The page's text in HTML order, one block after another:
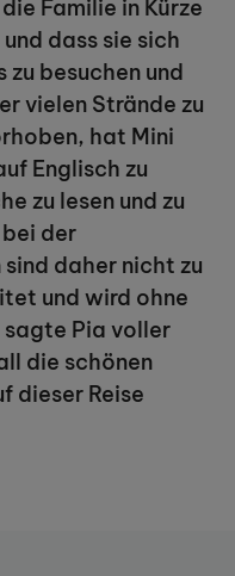
Familie in Kürze
dass sie sich
besuchen und
vielen Strände zu
hat Mini
Englisch zu
zu lesen und zu
der
daher nicht zu
und wird ohne
sagte Pia voller
die schönen
dieser Reise